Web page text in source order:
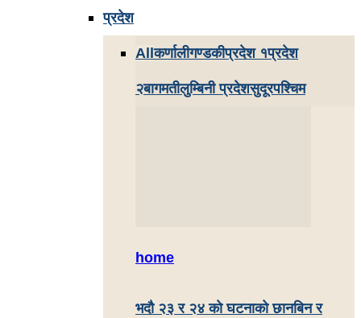
प्रदेश
Allकर्णालीगण्डकीप्रदेश १प्रदेश
२बागमतीलुम्बिनी प्रदेशसुदूरपश्चिम
home
भदौ २३ र २४ काे घटनाको छानबिन र